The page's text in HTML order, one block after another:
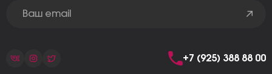
+7 (925) 388 88 00